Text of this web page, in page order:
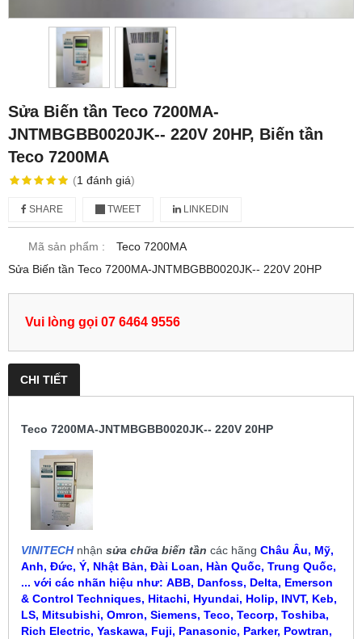
Sửa Biến tần Teco 7200MA-
JNTMBGBB0020JK-- 220V 20HP, Biến tần
Teco 7200MA
(1 đánh giá)
SHARE TWEET LINKEDIN
Mã sản phẩm :
Teco 7200MA
Sửa Biến tần Teco 7200MA-JNTMBGBB0020JK-- 220V 20HP
Vui lòng gọi 07 6464 9556
CHI TIẾT
Teco 7200MA-JNTMBGBB0020JK-- 220V 20HP
VINITECHnhận sửa chữa biến tần các hãng Châu Âu, Mỹ,
Anh, Đức, Ý, Nhật Bản, Đài Loan, Hàn Quốc, Trung Quốc,
... với các nhãn hiệu như: ABB, Danfoss, Delta, Emerson
& Control Techniques, Hitachi, Hyundai, Holip, INVT, Keb,
LS, Mitsubishi, Omron, Siemens, Teco, Tecorp, Toshiba,
Rich Electric, Yaskawa, Fuji, Panasonic, Parker, Powtran,